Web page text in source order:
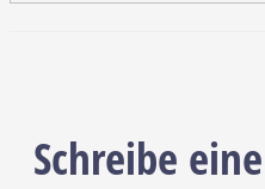
Schreibe